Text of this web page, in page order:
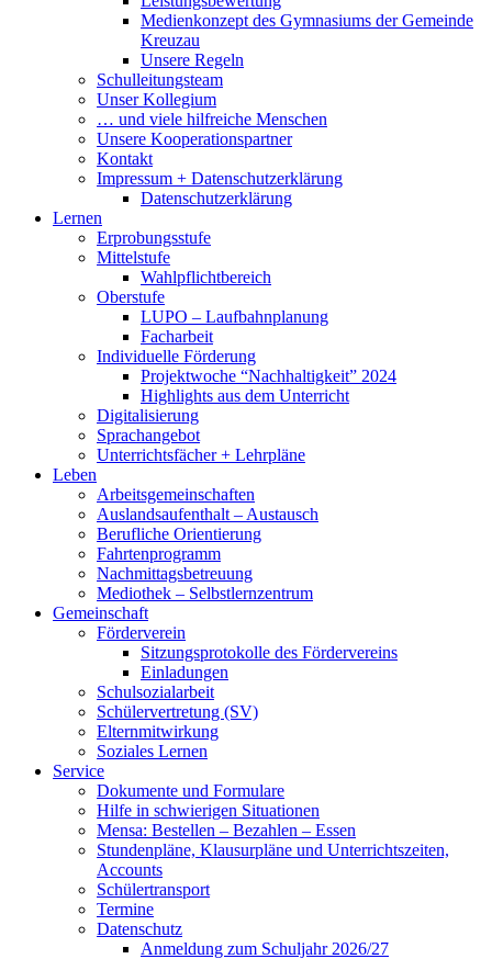
Medienkonzept des Gymnasiums der Gemeinde
Kreuzau
Unsere Regeln
Schulleitungsteam
Unser Kollegium
… und viele hilfreiche Menschen
Unsere Kooperationspartner
Kontakt
Impressum + Datenschutzerklärung
Datenschutzerklärung
Lernen
Erprobungsstufe
Mittelstufe
Wahlpflichtbereich
Oberstufe
LUPO – Laufbahnplanung
Facharbeit
Individuelle Förderung
Projektwoche “Nachhaltigkeit” 2024
Highlights aus dem Unterricht
Digitalisierung
Sprachangebot
Unterrichtsfächer + Lehrpläne
Leben
Arbeitsgemeinschaften
Auslandsaufenthalt – Austausch
Berufliche Orientierung
Fahrtenprogramm
Nachmittagsbetreuung
Mediothek – Selbstlernzentrum
Gemeinschaft
Förderverein
Sitzungsprotokolle des Fördervereins
Einladungen
Schulsozialarbeit
Schülervertretung (SV)
Elternmitwirkung
Soziales Lernen
Service
Dokumente und Formulare
Hilfe in schwierigen Situationen
Mensa: Bestellen – Bezahlen – Essen
Stundenpläne, Klausurpläne und Unterrichtszeiten,
Accounts
Schülertransport
Termine
Datenschutz
Anmeldung zum Schuljahr 2026/27